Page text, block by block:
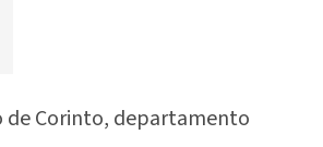
de Corinto, departamento